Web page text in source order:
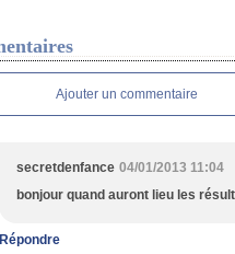
Ajouter un commentaire
secretdenfance 04/01/2013 11:04
bonjour quand auront lieu les
Répondre